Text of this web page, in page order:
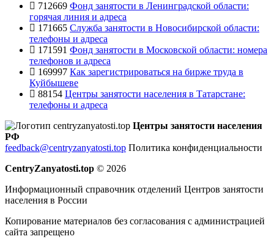
712669 Фонд занятости в Ленинградской области:
горячая линия и адреса
171665 Служба занятости в Новосибирской области:
телефоны и адреса
171591 Фонд занятости в Московской области: номера
телефонов и адреса
169997 Как зарегистрироваться на бирже труда в
Куйбышеве
88154 Центры занятости населения в Татарстане:
телефоны и адреса
Центры занятости населения
РФ
feedback@centryzanyatosti.top Политика конфиденциальности
CentryZanyatosti.top © 2026
Информационный справочник отделений Центров занятости
населения в России
Копирование материалов без согласования с администрацией
сайта запрещено